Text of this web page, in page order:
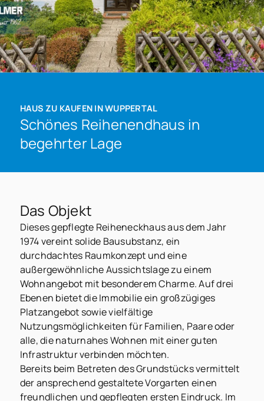
HAUS ZU KAUFEN IN WUPPERTAL
Schönes Reihenendhaus in
begehrter Lage
Das Objekt
Dieses gepflegte Reiheneckhaus aus dem Jahr
1974 vereint solide Bausubstanz, ein
durchdachtes Raumkonzept und eine
außergewöhnliche Aussichtslage zu einem
Wohnangebot mit besonderem Charme. Auf drei
Ebenen bietet die Immobilie ein großzügiges
Platzangebot sowie vielfältige
Nutzungsmöglichkeiten für Familien, Paare oder
alle, die naturnahes Wohnen mit einer guten
Infrastruktur verbinden möchten.
Bereits beim Betreten des Grundstücks vermittelt
der ansprechend gestaltete Vorgarten einen
freundlichen und gepflegten ersten Eindruck. Im